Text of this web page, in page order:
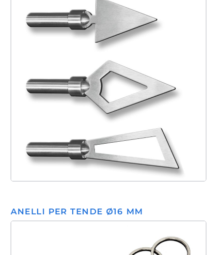
ANELLI PER TENDE Ø16 MM